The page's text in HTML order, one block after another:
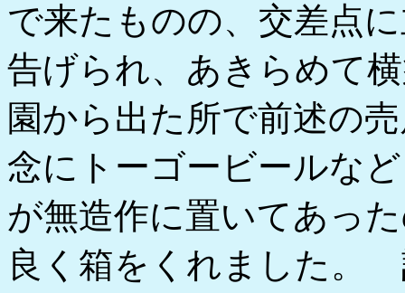
で来たものの、交差点
告げられ、あきらめて
園から出た所で前述の
念にトーゴービールな
が無造作に置いてあっ
良く箱をくれました。